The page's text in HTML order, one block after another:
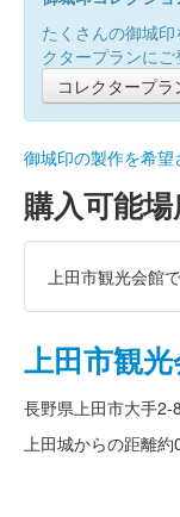
たくさんの御城
クタープランにご
コレクタープラ
御城印の製作を希望
購入可能
上田市観光会館
上田市観光
長野県上田市大手2-
上田城からの距離約